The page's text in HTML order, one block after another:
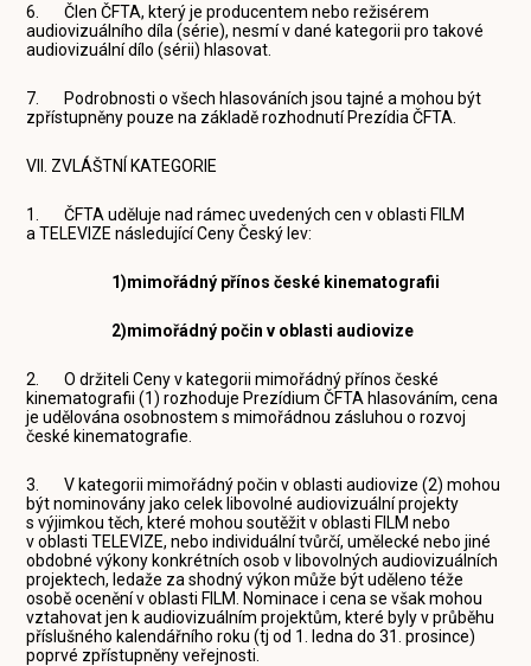
6. Člen ČFTA, který je producentem nebo režisérem
audiovizuálního díla (série), nesmí v dané kategorii pro takové
audiovizuální dílo (sérii) hlasovat.
7. Podrobnosti o všech hlasováních jsou tajné a mohou být
zpřístupněny pouze na základě rozhodnutí Prezídia ČFTA.
VII. ZVLÁŠTNÍ KATEGORIE
1. ČFTA uděluje nad rámec uvedených cen v oblasti FILM
a TELEVIZE následující Ceny Český lev:
1)mimořádný přínos české kinematografii
2)mimořádný počin v oblasti audiovize
2. O držiteli Ceny v kategorii mimořádný přínos české
kinematografii (1) rozhoduje Prezídium ČFTA hlasováním, cena
je udělována osobnostem s mimořádnou zásluhou o rozvoj
české kinematografie.
3. V kategorii mimořádný počin v oblasti audiovize (2) mohou
být nominovány jako celek libovolné audiovizuální projekty
s výjimkou těch, které mohou soutěžit v oblasti FILM nebo
v oblasti TELEVIZE, nebo individuální tvůrčí, umělecké nebo jiné
obdobné výkony konkrétních osob v libovolných audiovizuálních
projektech, ledaže za shodný výkon může být uděleno téže
osobě ocenění v oblasti FILM. Nominace i cena se však mohou
vztahovat jen k audiovizuálním projektům, které byly v průběhu
příslušného kalendářního roku (tj od 1. ledna do 31. prosince)
poprvé zpřístupněny veřejnosti.